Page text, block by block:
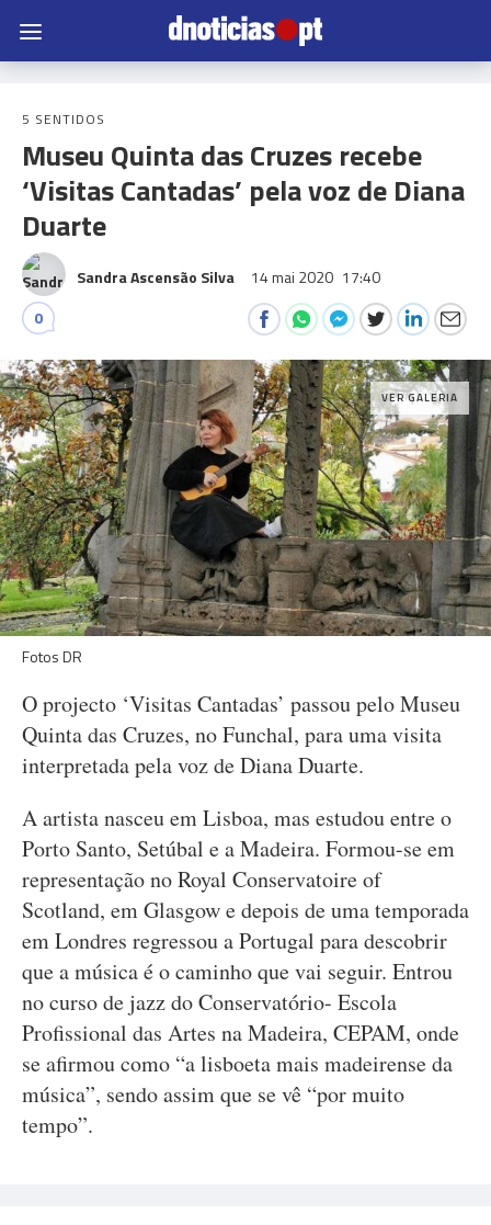
5 SENTIDOS
Museu Quinta das Cruzes recebe
‘Visitas Cantadas’ pela voz de Diana
Duarte
Sandra Ascensão Silva 14 mai 2020 17:40
0
VER GALERIA
Fotos DR
O projecto ‘Visitas Cantadas’ passou pelo Museu
Quinta das Cruzes, no Funchal, para uma visita
interpretada pela voz de Diana Duarte.
A artista nasceu em Lisboa, mas estudou entre o
Porto Santo, Setúbal e a Madeira. Formou-se em
representação no Royal Conservatoire of
Scotland, em Glasgow e depois de uma temporada
em Londres regressou a Portugal para descobrir
que a música é o caminho que vai seguir. Entrou
no curso de jazz do Conservatório- Escola
Profissional das Artes na Madeira, CEPAM, onde
se afirmou como “a lisboeta mais madeirense da
música”, sendo assim que se vê “por muito
tempo”.